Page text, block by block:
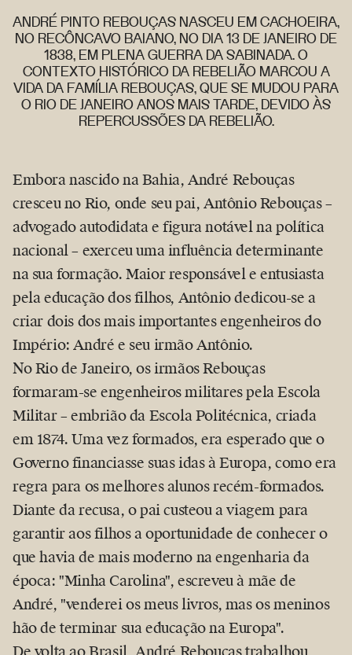
Introdução
ANDRÉ PINTO REBOUÇAS NASCEU EM CACHOEIRA,
NO RECÔNCAVO BAIANO, NO DIA 13 DE JANEIRO DE
1838, EM PLENA GUERRA DA SABINADA. O
CONTEXTO HISTÓRICO DA REBELIÃO MARCOU A
VIDA DA FAMÍLIA REBOUÇAS, QUE SE MUDOU PARA
O RIO DE JANEIRO ANOS MAIS TARDE, DEVIDO ÀS
REPERCUSSÕES DA REBELIÃO.
Embora nascido na Bahia, André Rebouças
cresceu no Rio, onde seu pai, Antônio Rebouças –
advogado autodidata e figura notável na política
nacional – exerceu uma influência determinante
na sua formação. Maior responsável e entusiasta
pela educação dos filhos, Antônio dedicou-se a
criar dois dos mais importantes engenheiros do
Império: André e seu irmão Antônio.
No Rio de Janeiro, os irmãos Rebouças
formaram-se engenheiros militares pela Escola
Militar – embrião da Escola Politécnica, criada
em 1874. Uma vez formados, era esperado que o
Governo financiasse suas idas à Europa, como era
regra para os melhores alunos recém-formados.
Diante da recusa, o pai custeou a viagem para
garantir aos filhos a oportunidade de conhecer o
que havia de mais moderno na engenharia da
época: Minha Carolina , escreveu à mãe de
André, venderei os meus livros, mas os meninos
hão de terminar sua educação na Europa .